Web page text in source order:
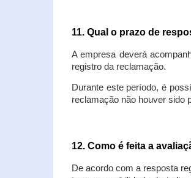
11. Qual o prazo de
A empresa deverá
registro da reclamação.
Durante este período, é
reclamação não houver sido
12. Como é feita a
De acordo com a resposta